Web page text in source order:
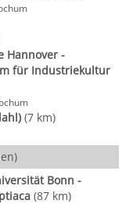
Hannover -
für Industriekultur
(7 km)
Bonn -
(87 km)